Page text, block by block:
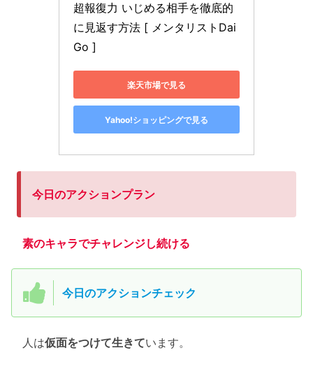
超報復力 いじめる相手を徹底的
に見返す方法 [ メンタリストDai
Go ]
楽天市場で見る
Yahoo!ショッピングで見る
今日のアクションプラン
素のキャラでチャレンジし続ける
今日のアクションチェック
人は仮面をつけて生きています。